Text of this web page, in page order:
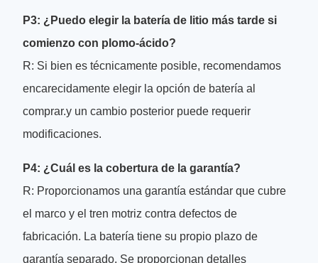
P3: ¿Puedo elegir la batería de litio más tarde si
comienzo con plomo-ácido?
R: Si bien es técnicamente posible, recomendamos
encarecidamente elegir la opción de batería al
comprar.y un cambio posterior puede requerir
modificaciones.
P4: ¿Cuál es la cobertura de la garantía?
R: Proporcionamos una garantía estándar que cubre
el marco y el tren motriz contra defectos de
fabricación. La batería tiene su propio plazo de
garantía separado. Se proporcionan detalles